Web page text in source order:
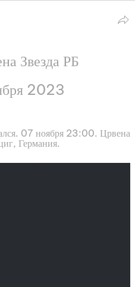
Звезда РБ
2023
07 ноября 23:00. Црвена
Германия.